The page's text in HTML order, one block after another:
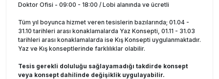
Doktor Ofisi - 09:00 - 18:00 / Lobi alanında ve ücretli
Tüm yıl boyunca hizmet veren tesislerin bazılarında; 01.04 -
31.10 tarihleri arası konaklamalarda Yaz Konsepti, 01.11 - 31.03
tarihleri arası konaklamalarda ise Kış Konsepti uygulanmaktadır.
Yaz ve Kış konseptlerinde farklılıklar olabilir.
Tesis gerekli doluluğu sağlayamadığı takdirde konsept
veya konsept dahilinde değişiklik uygulayabilir.